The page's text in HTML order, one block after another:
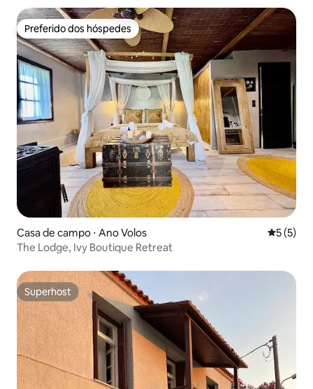
Preferido dos hóspedes
Preferido dos hóspedes
Casa de campo ⋅ Ano Volos 5 de
5 (5)
The Lodge, Ivy Boutique Retreat
Superhost
Superhost